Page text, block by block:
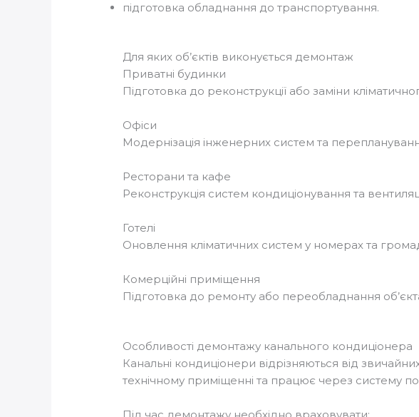
підготовка обладнання до транспортування.
Для яких об’єктів виконується демонтаж
Приватні будинки
Підготовка до реконструкції або заміни
Офіси
Модернізація інженерних систем та
Ресторани та кафе
Реконструкція систем кондиціонування та
Готелі
Оновлення кліматичних систем у номерах та
Комерційні приміщення
Підготовка до ремонту або переобладнання
Особливості демонтажу канального кондиціонера
Канальні кондиціонери відрізняються від
технічному приміщенні та працює через систему
Під час демонтажу необхідно враховувати: